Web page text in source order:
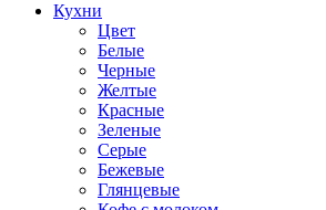
Кухни
Цвет
Белые
Черные
Желтые
Красные
Зеленые
Серые
Бежевые
Глянцевые